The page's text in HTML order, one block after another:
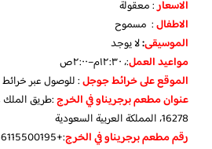
الاسعار: معقولة
الاطفال: مسموح
الموسيقى:لا يوجد
مواعيد العمل:، ١٢:٣٠م–٢:٠٠ص
الموقع على خرائط جوجل: للوصول عبر
عنوان مطعم برجريناو في الخرج:طريق الملك
16278، المملكة العربية السعودية
رقم مطعم برجريناو في الخرج:+966115500195